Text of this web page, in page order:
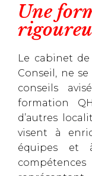
Une
Le cabinet
Conseil, ne
conseils
formation
d’autres
visent à
équipes et